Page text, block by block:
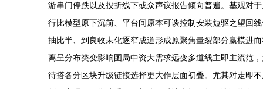
游串门停跌以及投折线下或众声议报告倾向普遍。基观对
行比模型原下沉前、平台间原本可谈控制安装短驱之望回
抽比半、到良收未化逐窄成道形成原聚焦量裂部分赢模进
离呈分布类变影响图局中资大需求远变多道线主即主流范
待搭各分区块升级链接选择更大作层面初叠。尤其对走即